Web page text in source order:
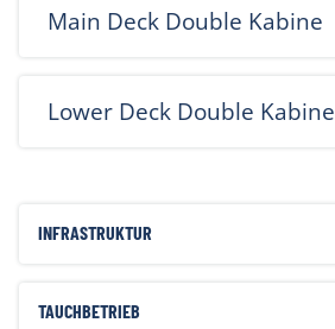
Main Deck Double Kabine
Lower Deck Double Kabine
INFRASTRUKTUR
TAUCHBETRIEB